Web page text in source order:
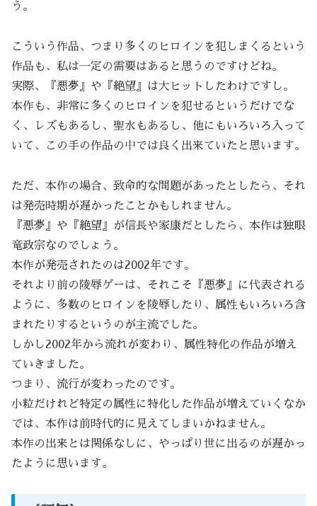
う。
こういう作品、つまり多くのヒロインを犯しまくるという
作品も、私は一定の需要はあると思うのですけどね。
実際、『悪夢』や『絶望』は大ヒットしたわけですし。
本作も、非常に多くのヒロインを犯せるというだけでな
く、レズもあるし、聖水もあるし、他にもいろいろ入って
いて、この手の作品の中では良く出来ていたと思います。
ただ、本作の場合、致命的な問題があったとしたら、それ
は発売時期が遅かったことかもしれません。
『悪夢』や『絶望』が信長や家康だとしたら、本作は独眼
竜政宗なのでしょう。
本作が発売されたのは2002年です。
それより前の陵辱ゲーは、それこそ『悪夢』に代表される
ように、多数のヒロインを陵辱したり、属性もいろいろ含
まれたりするというのが主流でした。
しかし2002年から流れが変わり、属性特化の作品が増え
ていきました。
つまり、流行が変わったのです。
小粒だけれど特定の属性に特化した作品が増えていくなか
では、本作は前時代的に見えてしまいかねません。
本作の出来とは関係なしに、やっぱり世に出るのが遅かっ
たように思います。